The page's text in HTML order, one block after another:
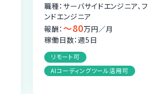
職種：サーバサイドエンジニア、
ンドエンジニア
報酬： 〜80万円／月
稼働日数：週5日
リモート可
AIコーディングツール活用可